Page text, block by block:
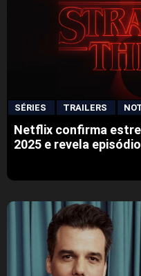
SÉRIES TRAILERS
Netflix confirma
2025 e revela